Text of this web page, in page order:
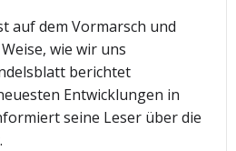
auf dem Vormarsch und
wie wir uns
berichtet
Entwicklungen in
seine Leser über die